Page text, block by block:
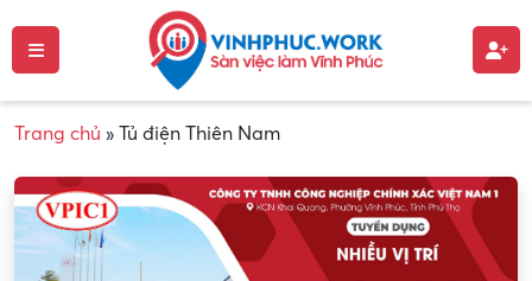
Trang chủ » Tủ điện Thiên Nam